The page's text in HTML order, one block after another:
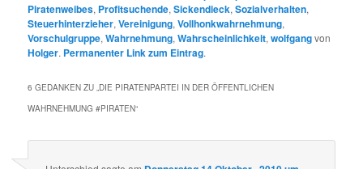
Piratenweibes, Profitsuchende,Sickendieck,Sozialverhalten,
Steuerhinterzieher,Vereinigung,Vollhonkwahrnehmung,
Vorschulgruppe,Wahrnehmung,Wahrscheinlichkeit,wolfgangvon
Holger. Permanenter Link zum Eintrag.
6 GEDANKEN ZU „DIE PIRATENPARTEI IN DER ÖFFENTLICHEN
WAHRNEHMUNG #PIRATEN“